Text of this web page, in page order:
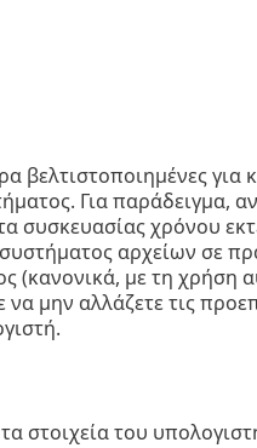
βελτιστοποιημένες
Για παράδειγμα,
συσκευασίας χρόνου
αρχείων σε
(κανονικά, με τη
μην αλλάζετε τις
στοιχεία του